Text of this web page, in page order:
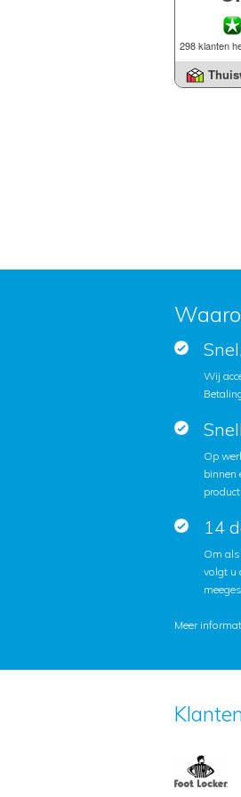
298 klanten
Wij
Op
binnen
14
Om
volgt u
Meer